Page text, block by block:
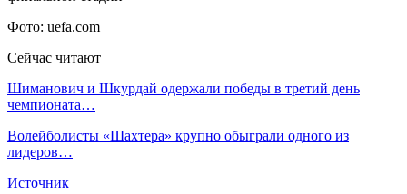
Фото: uefa.com
Сейчас читают
Шиманович и Шкурдай одержали победы в третий день
чемпионата…
Волейболисты «Шахтера» крупно обыграли одного из
лидеров…
Источник